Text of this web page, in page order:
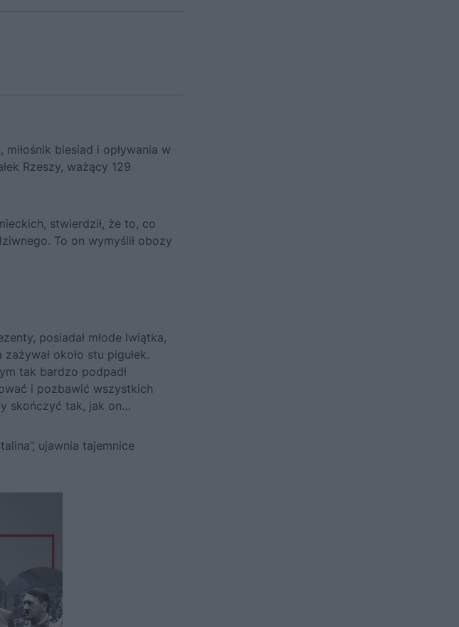
biesiad i opływania w
Rzeszy, ważący 129
stwierdził, że to, co
To on wymyślił obozy
posiadał młode lwiątka,
około stu pigułek.
tak bardzo podpadł
i pozbawić wszystkich
skończyć tak, jak on…
ujawnia tajemnice